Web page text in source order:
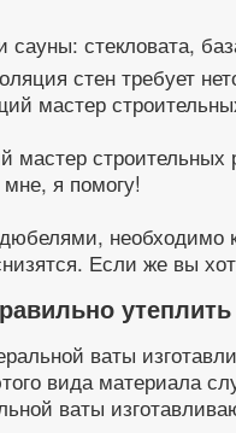
стекловата,
стен требует
мастер строительных
я помогу!
необходимо
Если же вы
ваты
вида материала
ваты